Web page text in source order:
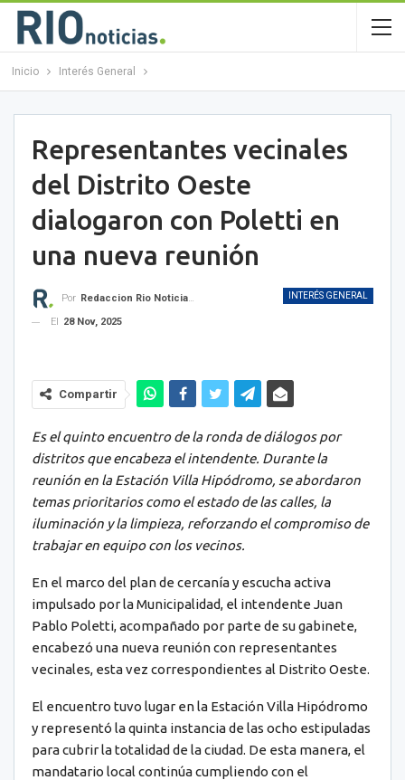
Inicio Interés General
Representantes vecinales
del Distrito Oeste
dialogaron con Poletti en
una nueva reunión
INTERÉS GENERAL
Por Redaccion Rio Noticias OK
El
28 Nov, 2025
Compartir
Es el quinto encuentro de la ronda de diálogos por
distritos que encabeza el intendente. Durante la
reunión en la Estación Villa Hipódromo, se abordaron
temas prioritarios como el estado de las calles, la
iluminación y la limpieza, reforzando el compromiso de
trabajar en equipo con los vecinos.
En el marco del plan de cercanía y escucha activa
impulsado por la Municipalidad, el intendente Juan
Pablo Poletti, acompañado por parte de su gabinete,
encabezó una nueva reunión con representantes
vecinales, esta vez correspondientes al Distrito Oeste.
El encuentro tuvo lugar en la Estación Villa Hipódromo
y representó la quinta instancia de las ocho estipuladas
para cubrir la totalidad de la ciudad. De esta manera, el
mandatario local continúa cumpliendo con el